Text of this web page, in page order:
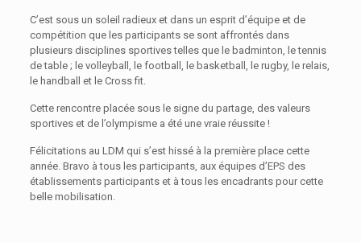
C’est sous un soleil radieux et dans un esprit d’équipe et de
compétition que les participants se sont affrontés dans
plusieurs disciplines sportives telles que le badminton, le tennis
de table ; le volleyball, le football, le basketball, le rugby, le relais,
le handball et le Cross fit.
Cette rencontre placée sous le signe du partage, des valeurs
sportives et de l’olympisme a été une vraie réussite !
Félicitations au LDM qui s’est hissé à la première place cette
année. Bravo à tous les participants, aux équipes d’EPS des
établissements participants et à tous les encadrants pour cette
belle mobilisation.